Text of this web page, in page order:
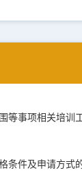
等事项相关培训
条件及申请方式